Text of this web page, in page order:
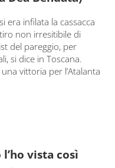
era infilata la cassacca
non irresitibile di
del pareggio, per
si dice in Toscana.
vittoria per l’Atalanta
così (Sprecati gli omaggi
vista così